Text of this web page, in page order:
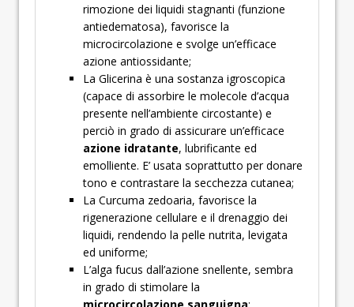
rimozione dei liquidi stagnanti (funzione
antiedematosa), favorisce la
microcircolazione e svolge un’efficace
azione antiossidante;
La Glicerina è una sostanza igroscopica
(capace di assorbire le molecole d’acqua
presente nell’ambiente circostante) e
perciò in grado di assicurare un’efficace
azione idratante, lubrificante ed
emolliente. E’ usata soprattutto per donare
tono e contrastare la secchezza cutanea;
La Curcuma zedoaria, favorisce la
rigenerazione cellulare e il drenaggio dei
liquidi, rendendo la pelle nutrita, levigata
ed uniforme;
L’alga fucus dall’azione snellente, sembra
in grado di stimolare la